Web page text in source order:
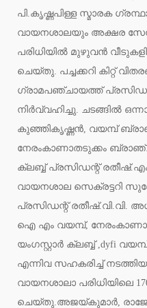
പി.കൃഷ്ണപിള്ള സ്മാരക
വായനശാലയും അക്ഷര
പരിധിയില്‍ മുഴുവന്‍
ചെയ്തു. പച്ചക്കറി കിറ്റ്
ഗ്രാമപഞ്ചായത്ത്
നിര്‍വ്വഹിച്ചു. ചടങ്ങില്‍
കുഞ്ഞികൃഷ്ണന്‍, വയമ്പ്
നേരംകാണാതടുക്കം ബ്രാഞ്ച്
ക്ലബ്ബ് പ്രസിഡന്റ്
വായനശാല സെക്രട്ടറി
പ്രസിഡന്റ് രതീഷ്.വി.വി.
ഐ എം വയമ്പ്,
യംഗസ്റ്റാര്‍ ക്ലബ്ബ് ,dyfi
എന്നിവ സഹകരിച്ച് നടത്തിയ
വായനശാലാ പരിധിയിലെ
ചെയ്തു.അജയ്കുമാര്‍,